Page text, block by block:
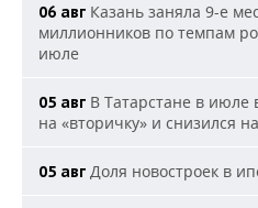
06 авг Казань заняла 9-е
миллионников по темпам
июле
05 авг В Татарстане в
на «вторичку» и снизился
05 авг Доля новостроек в